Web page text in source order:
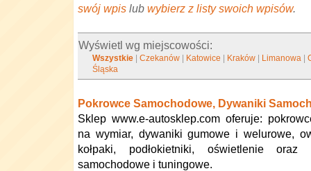
swój wpis lub wybierz z listy swoich wpisów.
Wyświetl wg miejscowości:
Wszystkie |Czekanów Katowice Kraków Limanowa |
Śląska
Pokrowce Samochodowe, Dywaniki
Sklep www.e-autosklep.com oferuje:
na wymiar, dywaniki gumowe i welurowe,
kołpaki, podłokietniki, oświetlenie oraz
samochodowe i tuningowe.